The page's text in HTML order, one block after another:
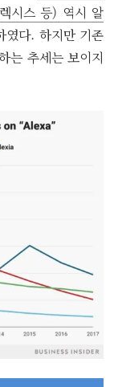
시스 등) 역시 알
였다. 하지만 기존
는 추세는 보이지